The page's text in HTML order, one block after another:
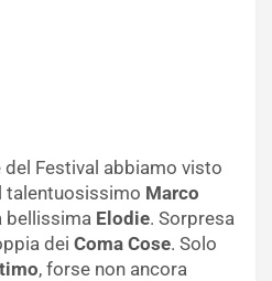
del Festival abbiamo visto
talentuosissimo Marco
bellissima Elodie. Sorpresa
dei Coma Cose. Solo
, forse non ancora